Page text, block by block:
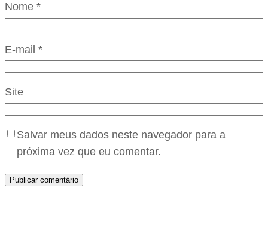
Nome *
E-mail *
Site
Salvar meus dados neste navegador para a
próxima vez que eu comentar.